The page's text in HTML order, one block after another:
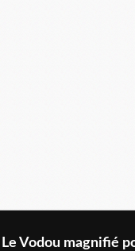
Le Vodou magnifié